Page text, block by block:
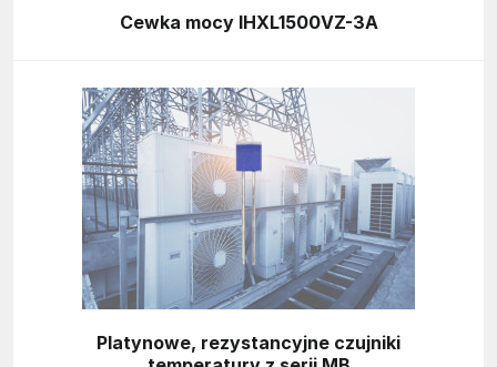
Cewka mocy IHXL1500VZ-3A
Platynowe, rezystancyjne czujniki